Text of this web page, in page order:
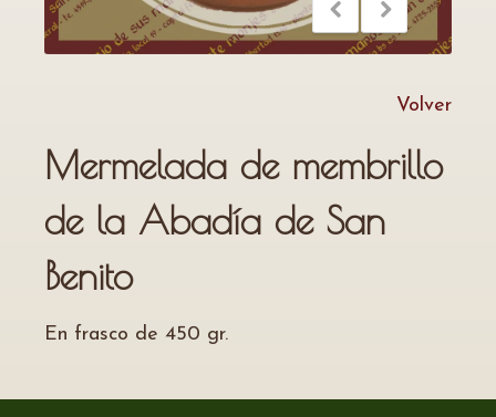
Volver
Mermelada de membrillo
de la Abadía de San
Benito
En frasco de 450 gr.